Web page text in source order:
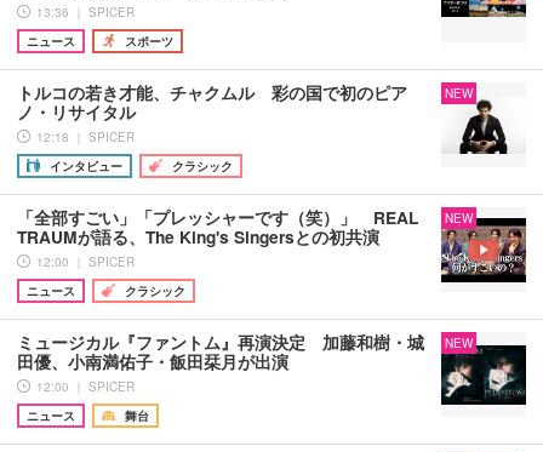
13:36 ｜ SPICER
ニュース
スポーツ
トルコの若き才能、チャクムル 彩の国で初のピア
ノ・リサイタル
12:18 ｜ SPICER
インタビュー
クラシック
NEW
「全部すごい」「プレッシャーです（笑）」 REAL
TRAUMが語る、The King's Singersとの初共演
12:00 ｜ SPICER
ニュース
クラシック
NEW
ミュージカル『ファントム』再演決定 加藤和樹・城
田優、小南満佑子・飯田栞月が出演
12:00 ｜ SPICER
ニュース
舞台
NEW